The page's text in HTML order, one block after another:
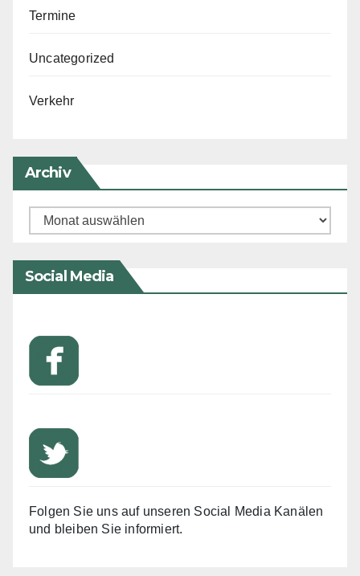
Termine
Uncategorized
Verkehr
Archiv
Archiv
Social Media
Folgen Sie uns auf unseren Social Media Kanälen
und bleiben Sie informiert.